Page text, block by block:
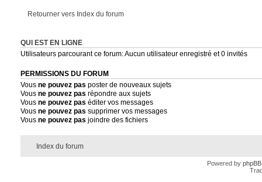
Retourner vers Index du forum
QUI EST EN LIGNE
Utilisateurs parcourant ce forum: Aucun utilisateur enregistré et 0 invités
PERMISSIONS DU FORUM
Vous ne pouvez pas poster de nouveaux sujets
Vous ne pouvez pas répondre aux sujets
Vous ne pouvez pas éditer vos messages
Vous ne pouvez pas supprimer vos messages
Vous ne pouvez pas joindre des fichiers
Index du forum
Powered by phpBB